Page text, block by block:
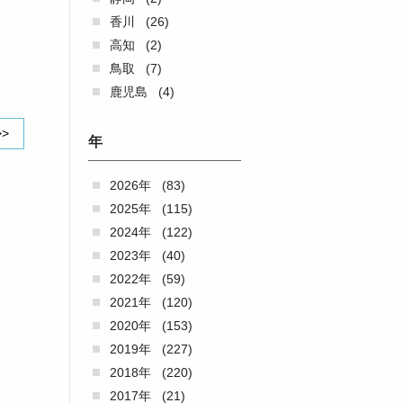
香川
(26)
高知
(2)
鳥取
(7)
鹿児島
(4)
年
2026年
(83)
2025年
(115)
2024年
(122)
2023年
(40)
2022年
(59)
2021年
(120)
2020年
(153)
2019年
(227)
2018年
(220)
2017年
(21)